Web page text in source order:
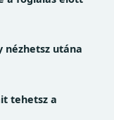
nézhetsz utána
tehetsz a